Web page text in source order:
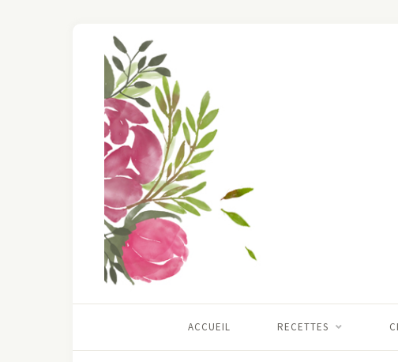
ACCUEIL RECETTES